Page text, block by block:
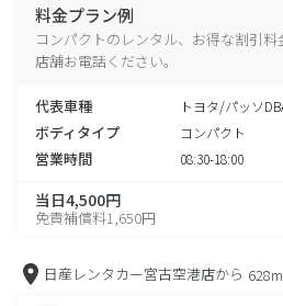
料金プラン例
コンパクトのレンタル、お得な割引
店舗お電話ください。
代表車種 トヨタ/パッソ
ボディタイプ コンパクト
営業時間 08:30-18:00
当日4,500円
免責補償料1,650円
日産レンタカー宮古空港店から 628m